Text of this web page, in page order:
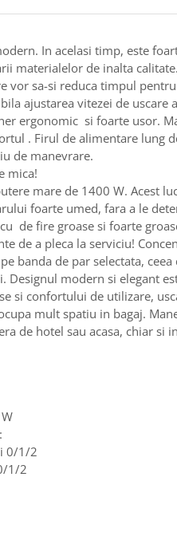
In acelasi timp, este
materialelor de inalta
vor sa-si reduca timpul
ajustarea vitezei de uscare
ergonomic si foarte usor.
. Firul de alimentare lung
de manevrare.
mica!
mare de 1400 W. Acest
foarte umed, fara a le
de fire groase si foarte
de a pleca la serviciu!
banda de par selectata, ceea
Designul modern si elegant
si confortului de utilizare,
mult spatiu in bagaj.
de hotel sau acasa, chiar si
0/1/2
1/2